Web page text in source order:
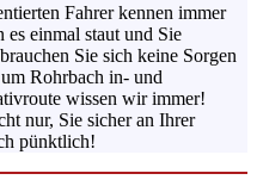
Fahrer kennen immer
einmal staut und Sie
Sie sich keine Sorgen
Rohrbach in- und
wissen wir immer!
nur, Sie sicher an Ihrer
pünktlich!